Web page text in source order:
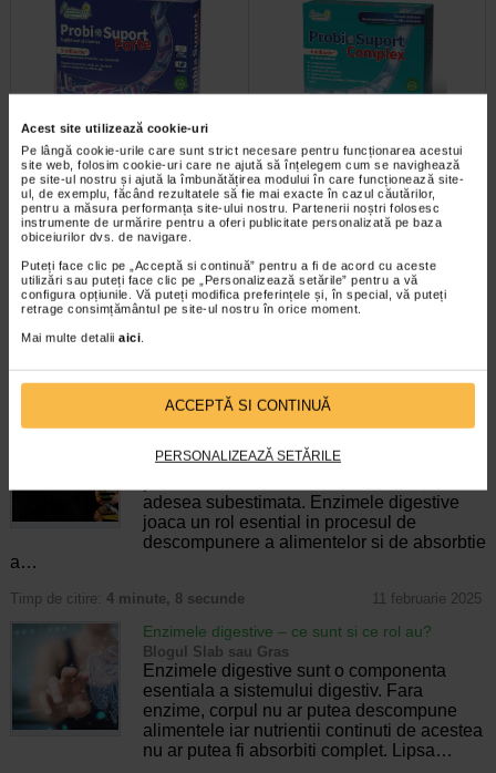
Acest site utilizează cookie-uri
Pe lângă cookie-urile care sunt strict necesare pentru funcționarea acestui
site web, folosim cookie-uri care ne ajută să înțelegem cum se navighează
pe site-ul nostru și ajută la îmbunătățirea modului în care funcționează site-
ul, de exemplu, făcând rezultatele să fie mai exacte în cazul căutărilor,
pentru a măsura performanța site-ului nostru. Partenerii noștri folosesc
instrumente de urmărire pentru a oferi publicitate personalizată pe baza
obiceiurilor dvs. de navigare.
Puteți face clic pe „Acceptă si continuă” pentru a fi de acord cu aceste
utilizări sau puteți face clic pe „Personalizează setările” pentru a vă
configura opțiunile. Vă puteți modifica preferințele și, în special, vă puteți
retrage consimțământul pe site-ul nostru în orice moment.
Mai multe detalii aici.
ACCEPTĂ SI CONTINUĂ
PERSONALIZEAZĂ SETĂRILE
ProbioSuport Forte, 10
capsule vegetale, Naturalis
Naturalis ProbioSuport Forte este
un supliment alimentar formulat cu
Saccharomyces cerevisiae var…
ProbioSuport Complex, 15
capsule, Naturalis
Naturalis ProbioSuport COMPLEX
este un supliment alimentar cu
ARTICOLE RECOMANDATE
Deficit de enzime digestive: simptome si semne
Boli ale sistemului digestiv
Deficitul de enzime digestive este o
adesea subestimata. Enzimele digestive
joaca un rol esential in procesul de
descompunere a alimentelor si de absorbtie
a…
Timp de citire: 4 minute, 8 secunde 11 februarie 2025
Enzimele digestive – ce sunt si ce rol au?
Blogul Slab sau Gras
Enzimele digestive sunt o componenta
esentiala a sistemului digestiv. Fara
enzime, corpul nu ar putea descompune
alimentele iar nutrientii continuti de acestea
nu ar putea fi absorbiti complet. Lipsa…